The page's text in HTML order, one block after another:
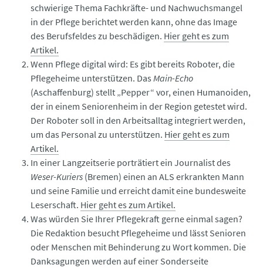
schwierige Thema Fachkräfte- und Nachwuchsmangel
in der Pflege berichtet werden kann, ohne das Image
des Berufsfeldes zu beschädigen. Hier geht es zum
Artikel.
Wenn Pflege digital wird: Es gibt bereits Roboter, die
Pflegeheime unterstützen. Das Main-Echo
(Aschaffenburg) stellt „Pepper“ vor, einen Humanoiden,
der in einem Seniorenheim in der Region getestet wird.
Der Roboter soll in den Arbeitsalltag integriert werden,
um das Personal zu unterstützen. Hier geht es zum
Artikel.
In einer Langzeitserie porträtiert ein Journalist des
Weser-Kuriers (Bremen) einen an ALS erkrankten Mann
und seine Familie und erreicht damit eine bundesweite
Leserschaft. Hier geht es zum Artikel.
Was würden Sie Ihrer Pflegekraft gerne einmal sagen?
Die Redaktion besucht Pflegeheime und lässt Senioren
oder Menschen mit Behinderung zu Wort kommen. Die
Danksagungen werden auf einer Sonderseite